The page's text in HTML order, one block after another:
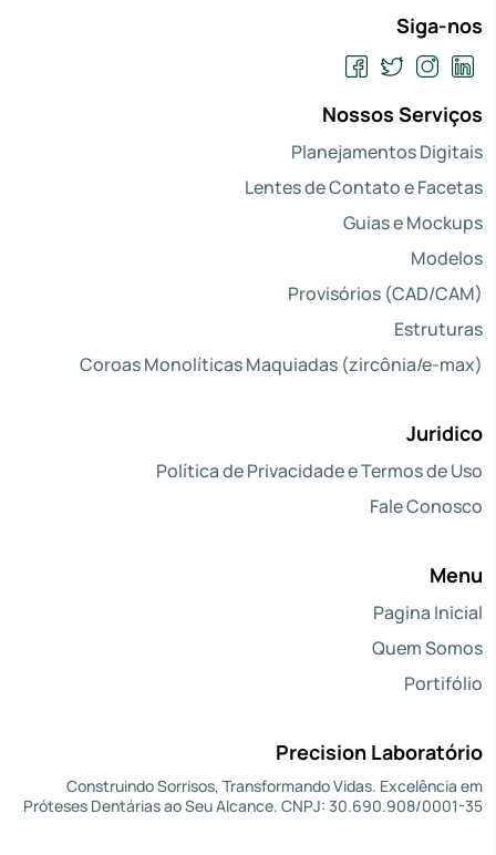
Siga-nos
Nossos Serviços
Planejamentos Digitais
Lentes de Contato e Facetas
Guias e Mockups
Modelos
Provisórios (CAD/CAM)
Estruturas
Coroas Monolíticas Maquiadas (zircônia/e-max)
Juridico
Política de Privacidade e Termos de Uso
Fale Conosco
Menu
Pagina Inicial
Quem Somos
Portifólio
Precision Laboratório
Construindo Sorrisos, Transformando Vidas. Excelência em
Próteses Dentárias ao Seu Alcance. CNPJ: 30.690.908/0001-35